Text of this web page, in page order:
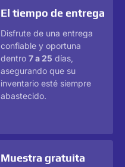
El tiempo de entrega
Disfrute de una entrega
confiable y oportuna
dentro 7 a 25 días,
asegurando que su
inventario esté siempre
abastecido.
Muestra gratuita